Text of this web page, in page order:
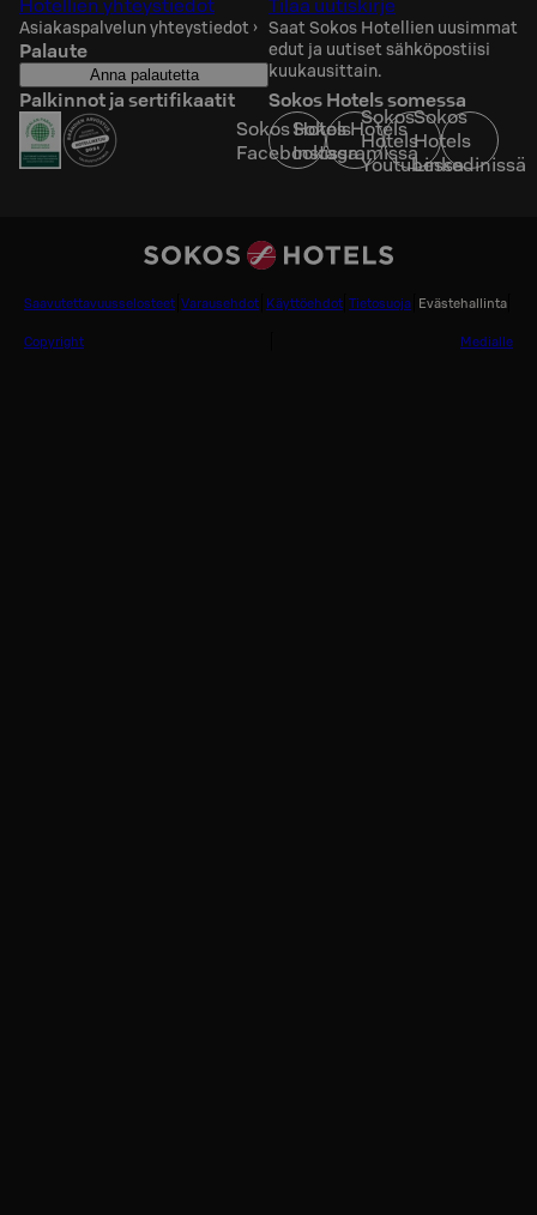
Asiakaspalvelun yhteystiedot ›
Palaute
Anna palautetta
Saat Sokos Hotellien uusimmat
edut ja uutiset sähköpostiisi
kuukausittain.
Palkinnot ja sertifikaatit
Sokos Hotels somessa
Sokos Hotels
Facebookissa
Sokos Hotels
Instagramissa
Sokos
Hotels
Youtubessa
Sokos
Hotels
Linkedinissä
Saavutettavuusselosteet Varausehdot Käyttöehdot Tietosuoja Evästehallinta
Copyright Medialle